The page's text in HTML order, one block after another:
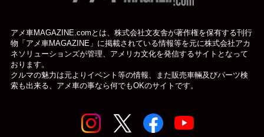
アメ車MAGAZINE.comとは、株式会社文友舎が著作権を保有する刊行
物「アメ車MAGAZINE」に掲載されている情報等を元に株式会社アカ
ネソリューションズが管理、アメリカ文化を発信するサイトとなって
おります。
クルマの魅力は元よりイベント等の情報、また販売車輛及びパーツ検
索も出来る、アメ車の事なら何でもOKのサイトです。